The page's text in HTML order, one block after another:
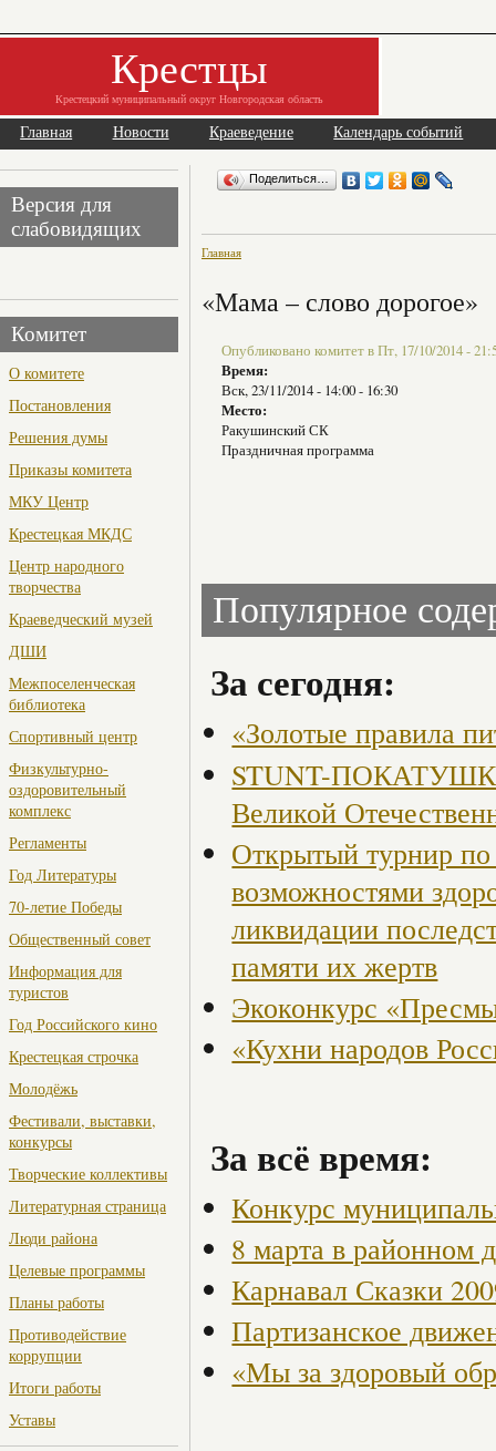
Крестцы
Крестецкий муниципальный округ Новгородская область
Главная Новости Краеведение Календарь событий
Версия для
слабовидящих
Комитет
О комитете
Постановления
Решения думы
Приказы комитета
МКУ Центр
Крестецкая МКДС
Центр народного
творчества
Краеведческий музей
ДШИ
Межпоселенческая
библиотека
Спортивный центр
Физкультурно-
оздоровительный
комплекс
Регламенты
Год Литературы
70-летие Победы
Общественный совет
Информация для
туристов
Год Российского кино
Крестецкая строчка
Молодёжь
Фестивали, выставки,
конкурсы
Творческие коллективы
Литературная страница
Люди района
Целевые программы
Планы работы
Противодействие
коррупции
Итоги работы
Уставы
Поделиться…
Главная
«Мама – слово дорогое»
Опубликовано комитет в Пт, 17/10/2014 -
Время:
Вск, 23/11/2014 - 14:00- 16:30
Место:
Ракушинский СК
Праздничная программа
Популярное
За сегодня:
«Золотые правила
STUNT-
Великой
Открытый турнир
возможностями
ликвидации
памяти их жертв
Экоконкурс
«Кухни народов
За всё время:
Конкурс
8 марта в районном
Карнавал Сказки
Партизанское
«Мы за здоровый